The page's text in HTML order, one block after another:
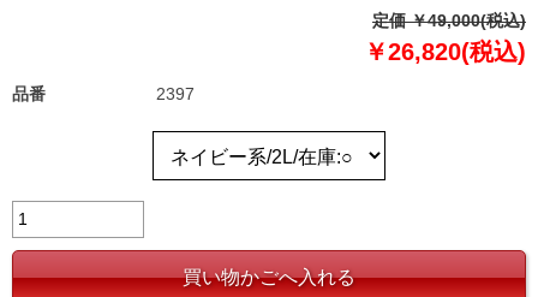
定価 ￥49,000(税込)
￥26,820(税込)
品番 2397